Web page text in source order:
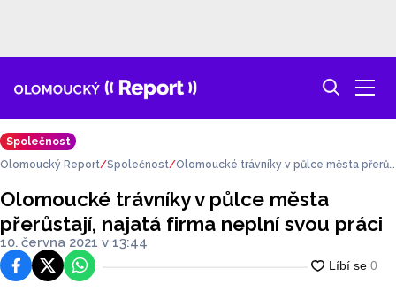
Společnost
Olomoucký Report Společnost Olomoucké trávníky v půlce města přerůs
Olomoucké trávníky v půlce města
přerůstají, najatá firma neplní svou práci
10. června 2021 v 13:44
FacebookPlatforma X
WhatsApp